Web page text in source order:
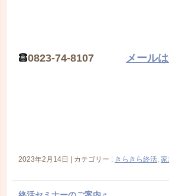
0823-74-8107 メール
2023年2月14日 | カテゴリー : きらきら終活